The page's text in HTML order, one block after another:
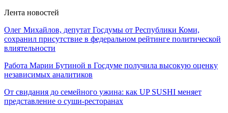
Лента новостей
Олег Михайлов, депутат Госдумы от Республики Коми,
сохранил присутствие в федеральном рейтинге политической
влиятельности
Работа Марии Бутиной в Госдуме получила высокую оценку
независимых аналитиков
От свидания до семейного ужина: как UP SUSHI меняет
представление о суши-ресторанах